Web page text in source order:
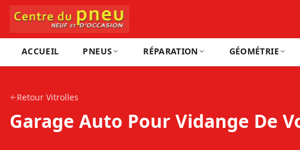
ACCUEIL PNEUS RÉPARATION GÉOMÉTRIE
Retour Vitrolles
Garage Auto Pour Vidange De